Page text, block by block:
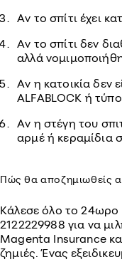
Αν το σπίτι έχει
Αν το σπίτι δεν
αλλά
Αν η κατοικία δεν
ALFABLOCK ή
Αν η στέγη του
αρμέ ή κεραμίδια
Πώς θα αποζημιωθείς
Κάλεσε όλο το 24ωρο
2122229988 για να
Magenta Insurance
ζημιές. Ένας